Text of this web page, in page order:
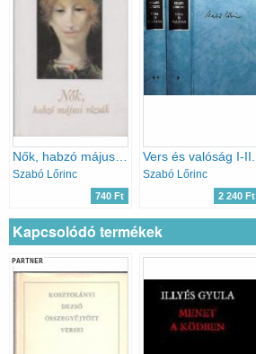
Szabó Lőrinc
740 Ft
Vers és valóság I-II.
Szabó Lőrinc
2 240 Ft
Kapcsolódó termékek
PARTNER